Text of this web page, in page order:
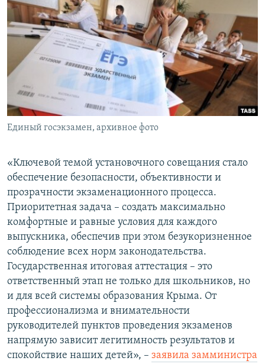
Единый госэкзамен, архивное фото
«Ключевой темой установочного совещания стало
обеспечение безопасности, объективности и
прозрачности экзаменационного процесса.
Приоритетная задача – создать максимально
комфортные и равные условия для каждого
выпускника, обеспечив при этом безукоризненное
соблюдение всех норм законодательства.
Государственная итоговая аттестация – это
ответственный этап не только для школьников, но
и для всей системы образования Крыма. От
профессионализма и внимательности
руководителей пунктов проведения экзаменов
напрямую зависит легитимность результатов и
спокойствие наших детей», – заявила замминистра